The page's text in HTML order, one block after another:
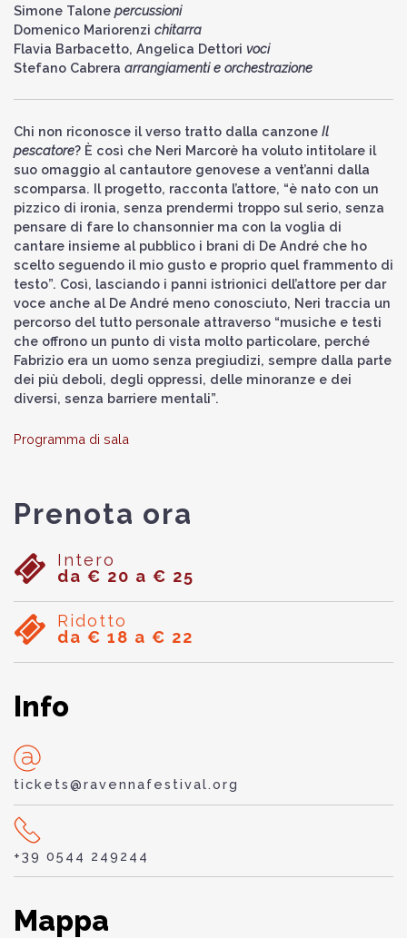
Simone Talone percussioni
Domenico Mariorenzi chitarra
Flavia Barbacetto, Angelica Dettori voci
Stefano Cabrera arrangiamenti e orchestrazione
Chi non riconosce il verso tratto dalla canzone Il
pescatore? È così che Neri Marcorè ha voluto intitolare il
suo omaggio al cantautore genovese a vent’anni dalla
scomparsa. Il progetto, racconta l’attore, “è nato con un
pizzico di ironia, senza prendermi troppo sul serio, senza
pensare di fare lo chansonnier ma con la voglia di
cantare insieme al pubblico i brani di De André che ho
scelto seguendo il mio gusto e proprio quel frammento di
testo”. Così, lasciando i panni istrionici dell’attore per dar
voce anche al De André meno conosciuto, Neri traccia un
percorso del tutto personale attraverso “musiche e testi
che offrono un punto di vista molto particolare, perché
Fabrizio era un uomo senza pregiudizi, sempre dalla parte
dei più deboli, degli oppressi, delle minoranze e dei
diversi, senza barriere mentali”.
Programma di sala
Prenota ora
Intero
da € 20 a € 25
Ridotto
da € 18 a € 22
Info
tickets@ravennafestival.org
+39 0544 249244
Mappa